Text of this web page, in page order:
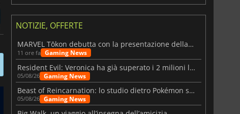
NOTIZIE, OFFERTE
MARVEL Tōkon debutta con la presentazione della roadmap per il primo anno
11 ore fa Gaming News
Resident Evil: Veronica ha già superato i 2 milioni liste dei desideri
05/08/26 Gaming News
Beast of Reincarnation: lo studio dietro Pokémon su una nuova strada
05/08/26 Gaming News